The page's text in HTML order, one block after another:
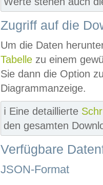
Zugriff auf die
Um die Daten
Tabelle zu einem
Sie dann die Option
Diagrammanzeige.
ℹ️ Eine detaillierte
den gesamten
Verfügbare
JSON-Format